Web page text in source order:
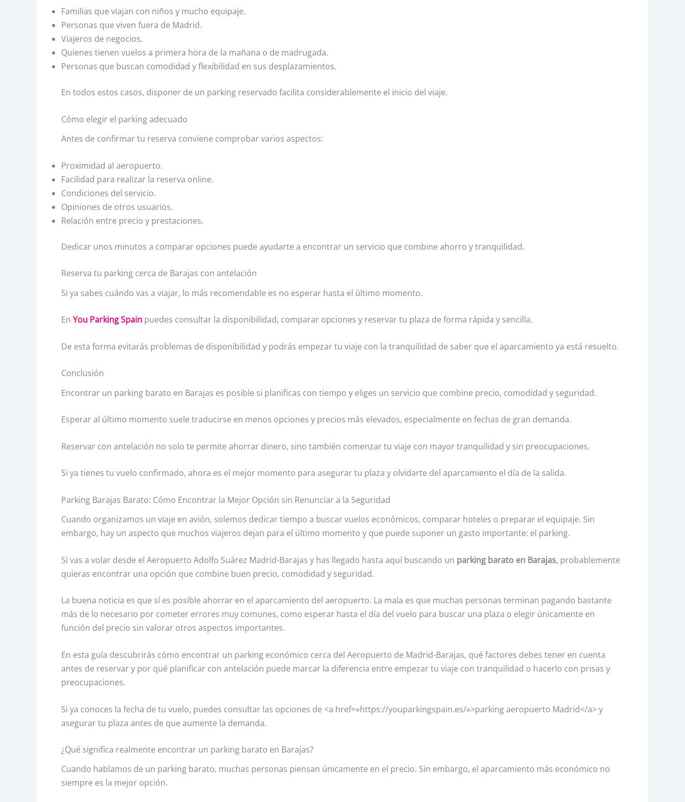
Familias que viajan con niños y mucho equipaje.
Personas que viven fuera de Madrid.
Viajeros de negocios.
Quienes tienen vuelos a primera hora de la mañana o de madrugada.
Personas que buscan comodidad y flexibilidad en sus desplazamientos.
En todos estos casos, disponer de un parking reservado facilita considerablemente el inicio del viaje.
Cómo elegir el parking adecuado
Antes de confirmar tu reserva conviene comprobar varios aspectos:
Proximidad al aeropuerto.
Facilidad para realizar la reserva online.
Condiciones del servicio.
Opiniones de otros usuarios.
Relación entre precio y prestaciones.
Dedicar unos minutos a comparar opciones puede ayudarte a encontrar un servicio que combine ahorro y tranquilidad.
Reserva tu parking cerca de Barajas con antelación
Si ya sabes cuándo vas a viajar, lo más recomendable es no esperar hasta el último momento.
En You Parking Spain puedes consultar la disponibilidad, comparar opciones y reservar tu plaza de forma rápida y sencilla.
De esta forma evitarás problemas de disponibilidad y podrás empezar tu viaje con la tranquilidad de saber que el aparcamiento ya está resuelto.
Conclusión
Encontrar un parking barato en Barajas es posible si planificas con tiempo y eliges un servicio que combine precio, comodidad y seguridad.
Esperar al último momento suele traducirse en menos opciones y precios más elevados, especialmente en fechas de gran demanda.
Reservar con antelación no solo te permite ahorrar dinero, sino también comenzar tu viaje con mayor tranquilidad y sin preocupaciones.
Si ya tienes tu vuelo confirmado, ahora es el mejor momento para asegurar tu plaza y olvidarte del aparcamiento el día de la salida.
Parking Barajas Barato: Cómo Encontrar la Mejor Opción sin Renunciar a la Seguridad
Cuando organizamos un viaje en avión, solemos dedicar tiempo a buscar vuelos económicos, comparar hoteles o preparar el equipaje. Sin
embargo, hay un aspecto que muchos viajeros dejan para el último momento y que puede suponer un gasto importante: el parking.
Si vas a volar desde el Aeropuerto Adolfo Suárez Madrid-Barajas y has llegado hasta aquí buscando un parking barato en Barajas, probablemente
quieras encontrar una opción que combine buen precio, comodidad y seguridad.
La buena noticia es que sí es posible ahorrar en el aparcamiento del aeropuerto. La mala es que muchas personas terminan pagando bastante
más de lo necesario por cometer errores muy comunes, como esperar hasta el día del vuelo para buscar una plaza o elegir únicamente en
función del precio sin valorar otros aspectos importantes.
En esta guía descubrirás cómo encontrar un parking económico cerca del Aeropuerto de Madrid-Barajas, qué factores debes tener en cuenta
antes de reservar y por qué planificar con antelación puede marcar la diferencia entre empezar tu viaje con tranquilidad o hacerlo con prisas y
preocupaciones.
Si ya conoces la fecha de tu vuelo, puedes consultar las opciones de <a href=»https://youparkingspain.es/»>parking aeropuerto Madrid</a> y
asegurar tu plaza antes de que aumente la demanda.
¿Qué significa realmente encontrar un parking barato en Barajas?
Cuando hablamos de un parking barato, muchas personas piensan únicamente en el precio. Sin embargo, el aparcamiento más económico no
siempre es la mejor opción.